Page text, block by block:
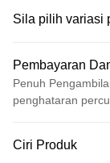
Sila pilih variasi
Pembayaran
Penuh
penghataran
Kad Kredit
Ciri Produk